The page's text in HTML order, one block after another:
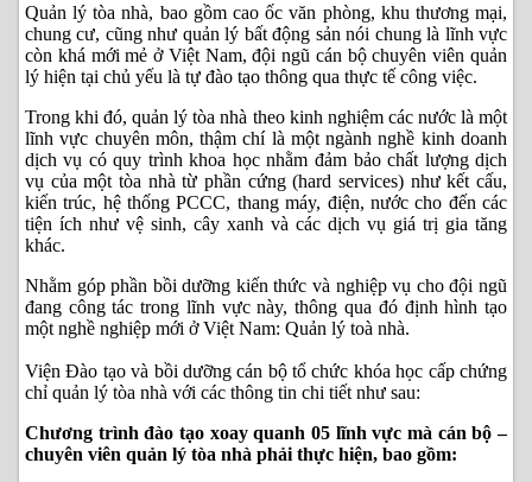
Quản lý tòa nhà, bao gồm cao ốc văn phòng, khu thương mại,
chung cư, cũng như quản lý bất động sản nói chung là lĩnh vực
còn khá mới mẻ ở Việt Nam, đội ngũ cán bộ chuyên viên quản
lý hiện tại chủ yếu là tự đào tạo thông qua thực tế công việc.
Trong khi đó, quản lý tòa nhà theo kinh nghiệm các nước là một
lĩnh vực chuyên môn, thậm chí là một ngành nghề kinh doanh
dịch vụ có quy trình khoa học nhằm đảm bảo chất lượng dịch
vụ của một tòa nhà từ phần cứng (hard services) như kết cấu,
kiến trúc, hệ thống PCCC, thang máy, điện, nước cho đến các
tiện ích như vệ sinh, cây xanh và các dịch vụ giá trị gia tăng
khác.
Nhằm góp phần bồi dưỡng kiến thức và nghiệp vụ cho đội ngũ
đang công tác trong lĩnh vực này, thông qua đó định hình tạo
một nghề nghiệp mới ở Việt Nam: Quản lý toà nhà.
Viện Đào tạo và bồi dưỡng cán bộ tổ chức khóa học cấp chứng
chỉ quản lý tòa nhà với các thông tin chi tiết như sau:
Chương trình đào tạo xoay quanh 05 lĩnh vực mà cán bộ –
chuyên viên quản lý tòa nhà phải thực hiện, bao gồm: